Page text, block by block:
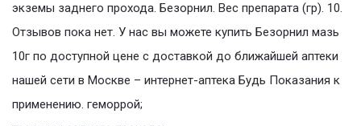
экземы заднего прохода. Безорнил. Вес препарата (гр). 10.
Отзывов пока нет. У нас вы можете купить Безорнил мазь
10г по доступной цене с доставкой до ближайшей аптеки
нашей сети в Москве – интернет-аптека Будь Показания к
применению. геморрой;